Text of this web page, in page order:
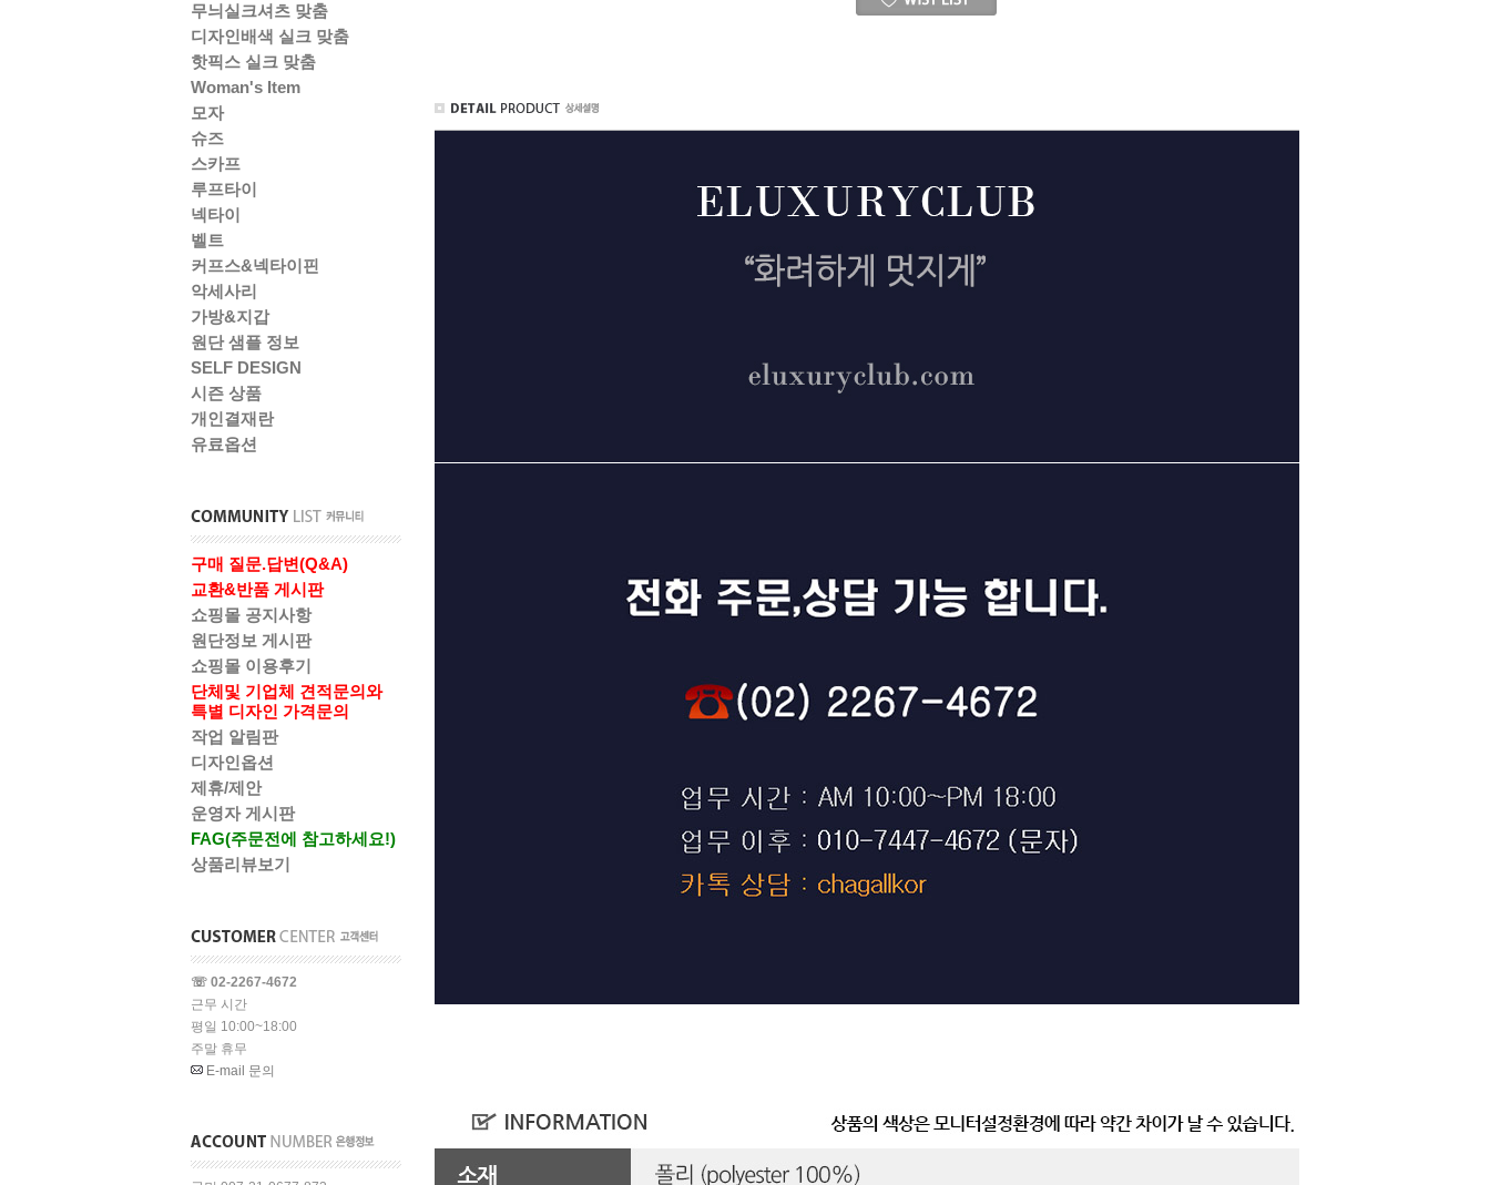
무늬실크셔츠 맞춤
디자인배색 실크 맞춤
핫픽스 실크 맞춤
Woman's Item
모자
슈즈
스카프
루프타이
넥타이
벨트
커프스&넥타이핀
악세사리
가방&지갑
원단 샘플 정보
SELF DESIGN
시즌 상품
개인결재란
유료옵션
구매 질문.답변(Q&A)
교환&반품 게시판
쇼핑몰 공지사항
원단정보 게시판
쇼핑몰 이용후기
단체및 기업체 견적문의와
특별 디자인 가격문의
작업 알림판
디자인옵션
제휴/제안
운영자 게시판
FAG(주문전에 참고하세요!)
상품리뷰보기
☏ 02-2267-4672
근무 시간
평일 10:00~18:00
주말 휴무
E-mail 문의